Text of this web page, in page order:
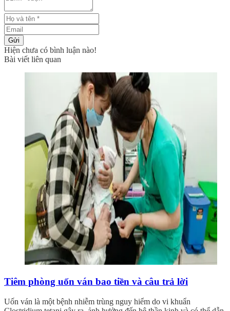
Gửi
Hiện chưa có bình luận nào!
Bài viết liên quan
Tiêm phòng uốn ván bao tiền và câu trả lời
Uốn ván là một bệnh nhiễm trùng nguy hiểm do vi khuẩn